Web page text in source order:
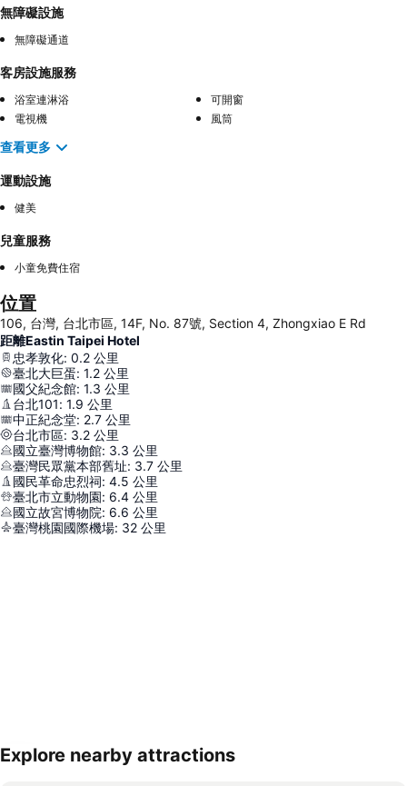
無障礙設施
無障礙通道
客房設施服務
浴室連淋浴
可開窗
電視機
風筒
查看更多
運動設施
健美
兒童服務
小童免費住宿
位置
106, 台灣, 台北市區, 14F, No. 87號, Section 4, Zhongxiao E Rd
距離Eastin Taipei Hotel
忠孝敦化: 0.2 公里
臺北大巨蛋: 1.2 公里
國父紀念館: 1.3 公里
台北101: 1.9 公里
中正紀念堂: 2.7 公里
台北市區: 3.2 公里
國立臺灣博物館: 3.3 公里
臺灣民眾黨本部舊址: 3.7 公里
國民革命忠烈祠: 4.5 公里
臺北市立動物園: 6.4 公里
國立故宮博物院: 6.6 公里
臺灣桃園國際機場: 32 公里
展開地圖
Explore nearby attractions